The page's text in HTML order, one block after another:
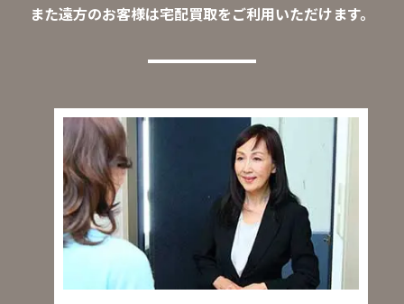
また遠方のお客様は宅配買取をご利用いただけます。